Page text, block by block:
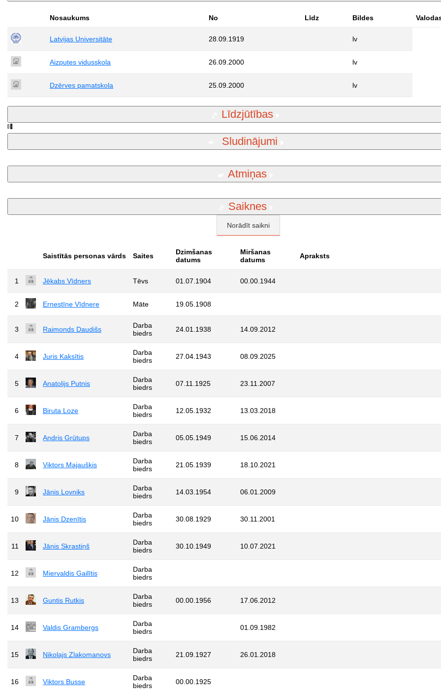
Nosaukums No Līdz Bildes
Latvijas Universitāte 28.09.1919 lv
Aizputes vidusskola 26.09.2000 lv
Dzērves pamatskola 25.09.2000 lv
Līdzjūtības
Sludinājumi
Atmiņas
Saiknes
Norādīt saikni
Saistītās personas vārds Saites
Dzimšanas
datums
Miršanas
datums
Apraksts
1 Jēkabs Vīdners Tēvs 01.07.1904 00.00.1944
2 Ernestīne Vīdnere Māte 19.05.1908
3 Raimonds Daudišs
Darba
biedrs
24.01.1938 14.09.2012
4 Juris Kaksītis
Darba
biedrs
27.04.1943 08.09.2025
5 Anatolijs Putnis
Darba
biedrs
07.11.1925 23.11.2007
6 Biruta Loze
Darba
biedrs
12.05.1932 13.03.2018
7 Andris Grūtups
Darba
biedrs
05.05.1949 15.06.2014
8 Viktors Majauškis
Darba
biedrs
21.05.1939 18.10.2021
9 Jānis Lovniks
Darba
biedrs
14.03.1954 06.01.2009
10 Jānis Dzenītis
Darba
biedrs
30.08.1929 30.11.2001
11 Jānis Skrastiņš
Darba
biedrs
30.10.1949 10.07.2021
12 Miervaldis Gailītis
Darba
biedrs
13 Guntis Rutkis
Darba
biedrs
00.00.1956 17.06.2012
14 Valdis Grambergs
Darba
biedrs
01.09.1982
15 Nikolajs Zlakomanovs
Darba
biedrs
21.09.1927 26.01.2018
16 Viktors Busse
Darba
biedrs
00.00.1925